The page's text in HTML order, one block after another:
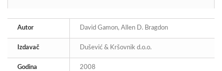
Autor David Gamon, Allen D. Bragdon
Izdavač Dušević & Kršovnik d.o.o.
Godina 2008